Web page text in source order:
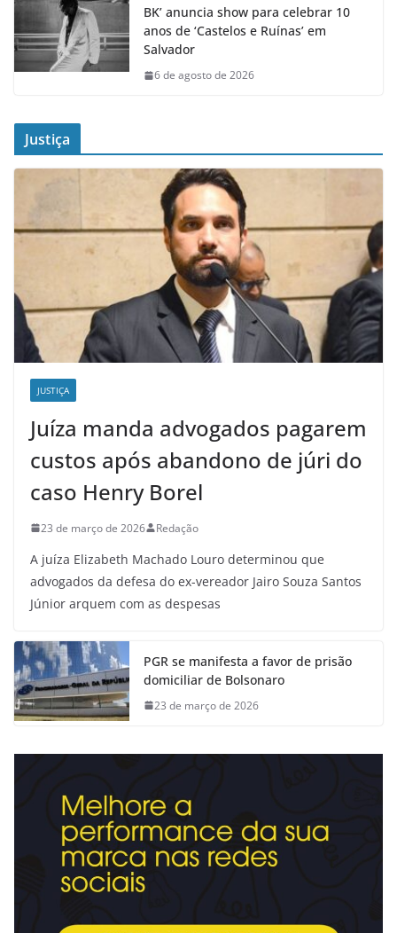
BK’ anuncia show para celebrar 10
anos de ‘Castelos e Ruínas’ em
Salvador
6 de agosto de 2026
Justiça
JUSTIÇA
Juíza manda advogados pagarem
custos após abandono de júri do
caso Henry Borel
23 de março de 2026 Redação
A juíza Elizabeth Machado Louro determinou que
advogados da defesa do ex-vereador Jairo Souza Santos
Júnior arquem com as despesas
PGR se manifesta a favor de prisão
domiciliar de Bolsonaro
23 de março de 2026